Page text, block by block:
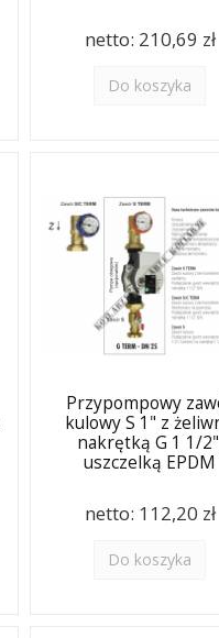
netto: 210,69 zł
Do koszyka
Przypompowy
kulowy S 1" z
nakrętką G 1 1/
uszczelką EPDM
netto: 112,20 zł
Do koszyka